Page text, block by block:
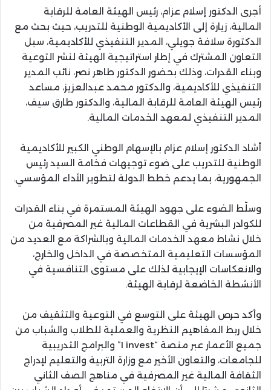
أجرى الدكتور إسلام عزام، رئيس الهيئة العامة للرقابة
المالية، زيارة إلى الأكاديمية الوطنية للتدريب، حيث بحث مع
الدكتورة سلافة جويلي، المدير التنفيذي للأكاديمية، سبل
التعاون المشترك في إطار استراتيجية الهيئة لنشر التوعية
وبناء القدرات، وذلك بحضور الدكتور طاهر نصر، نائب المدير
التنفيذي للأكاديمية، والدكتور محمد عبدالعزيز، مساعد
رئيس الهيئة العامة للرقابة المالية، والدكتور طارق سيف،
المدير التنفيذي لمعهد الخدمات المالية.
أشاد الدكتور إسلام عزام بالإسهام الوطني الكبير للأكاديمية
الوطنية للتدريب على ضوء توجيهات فخامة السيد رئيس
الجمهورية، بما يدعم خطط الدولة لتطوير الأداء المؤسسي.
وسلّط الضوء على جهود الهيئة المستمرة في بناء القدرات
للكوادر البشرية في القطاعات المالية غير المصرفية من
خلال نشاط معهد الخدمات المالية وبالشراكة مع العديد من
المؤسسات التعليمية المتخصصة في الداخل والخارج،
والانعكاسات الإيجابية لذلك على مستوى التنافسية في
الأنشطة الخاضعة لرقابة الهيئة.
وأكد حرص الهيئة على التوسع في التوعية والتثقيف من
خلال ربط المفاهيم النظرية والعملية للطلاب والشباب من
جميع الأعمار عبر منصة “I invest” والبرامج التدريبية
للجامعات، والتعاون الأخير مع وزارة التربية والتعليم لإدراج
الثقافة المالية غير المصرفية في مناهج الصف الثاني